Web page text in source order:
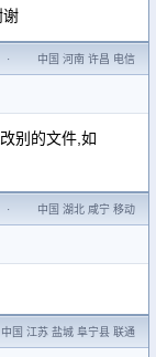
谢
· 中国 河南 许昌 电信
别的文件,如
· 中国 湖北 咸宁 移动
中国 江苏 盐城 阜宁县 联通